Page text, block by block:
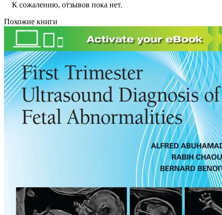
К сожалению, отзывов пока нет.
Похожие книги